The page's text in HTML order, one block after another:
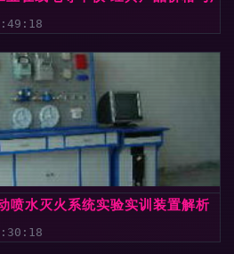
喷水灭火系统实验实训装置解析